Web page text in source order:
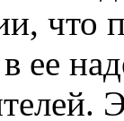
что
ее